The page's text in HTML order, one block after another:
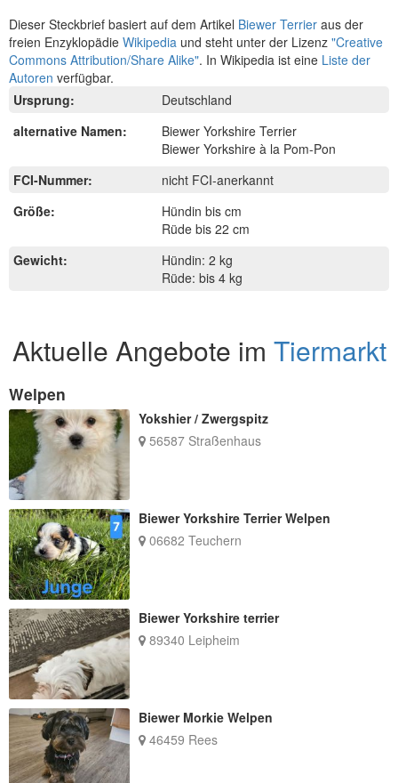
Dieser Steckbrief basiert auf dem Artikel Biewer Terrier aus der
freien Enzyklopädie Wikipedia und steht unter der Lizenz "Creative
Commons Attribution/Share Alike". In Wikipedia ist eine Liste der
Autoren verfügbar.
Ursprung:
Deutschland
alternative Namen:
Biewer Yorkshire Terrier
Biewer Yorkshire à la Pom-Pon
FCI-Nummer:
nicht FCI-anerkannt
Größe:
Hündin bis cm
Rüde bis 22 cm
Gewicht:
Hündin: 2 kg
Rüde: bis 4 kg
Aktuelle Angebote im Tiermarkt
Welpen
Yokshier / Zwergspitz
56587 Straßenhaus
Biewer Yorkshire Terrier Welpen
06682 Teuchern
Biewer Yorkshire terrier
89340 Leipheim
Biewer Morkie Welpen
46459 Rees